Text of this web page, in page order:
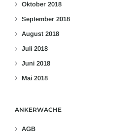
Oktober 2018
September 2018
August 2018
Juli 2018
Juni 2018
Mai 2018
ANKERWACHE
AGB